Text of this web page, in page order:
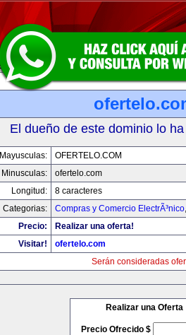
El dueño de este dominio lo
Mayusculas:
OFERTELO.COM
Minusculas:
ofertelo.com
Longitud:
8 caracteres
Categorias:
Compras y Comercio ElectrÃ³nico
Precio:
Realizar una oferta!
Visitar!
ofertelo.com
Serán consideradas
Realizar una Oferta
Precio Ofrecido $